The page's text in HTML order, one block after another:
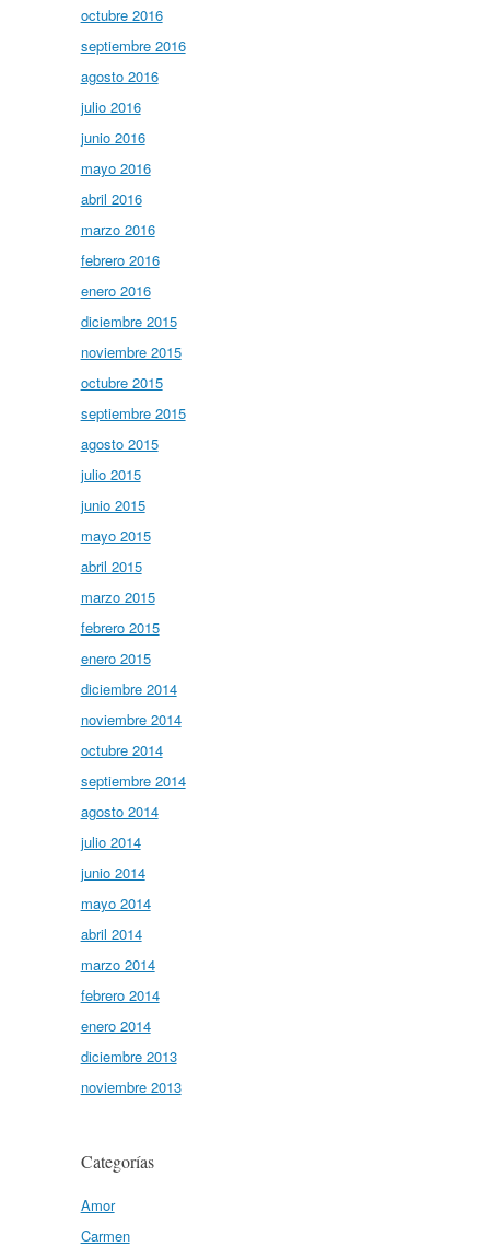
octubre 2016
septiembre 2016
agosto 2016
julio 2016
junio 2016
mayo 2016
abril 2016
marzo 2016
febrero 2016
enero 2016
diciembre 2015
noviembre 2015
octubre 2015
septiembre 2015
agosto 2015
julio 2015
junio 2015
mayo 2015
abril 2015
marzo 2015
febrero 2015
enero 2015
diciembre 2014
noviembre 2014
octubre 2014
septiembre 2014
agosto 2014
julio 2014
junio 2014
mayo 2014
abril 2014
marzo 2014
febrero 2014
enero 2014
diciembre 2013
noviembre 2013
Categorías
Amor
Carmen